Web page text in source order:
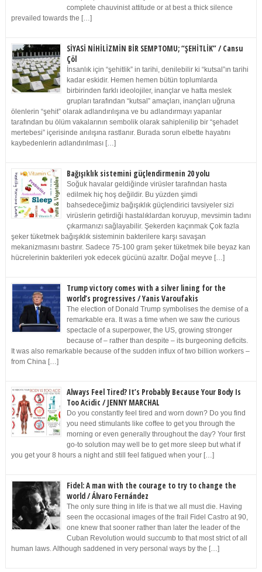
complete chauvinist attitude or at best a thick silence
prevailed towards the […]
SİYASİ NİHİLİZMİN BİR SEMPTOMU; “ŞEHİTLİK” / Cansu
Çöl
İnsanlık için “şehitlik” in tarihi, denilebilir ki “kutsal”ın tarihi
kadar eskidir. Hemen hemen bütün toplumlarda
birbirinden farklı ideolojiler, inançlar ve hatta meslek
grupları tarafından “kutsal” amaçları, inançları uğruna
ölenlerin “şehit” olarak adlandırılışına ve bu adlandırmayı yapanlar
tarafından bu ölüm vakalarının sembolik olarak sahiplenilip bir “şehadet
mertebesi” içerisinde anılışına rastlanır. Burada sorun elbette hayatını
kaybedenlerin adlandırılması […]
Bağışıklık sistemini güçlendirmenin 20 yolu
Soğuk havalar geldiğinde virüsler tarafından hasta
edilmek hiç hoş değildir. Bu yüzden şimdi
bahsedeceğimiz bağışıklık güçlendirici tavsiyeler sizi
virüslerin getirdiği hastalıklardan koruyup, mevsimin tadını
çıkarmanızı sağlayabilir. Şekerden kaçınmak Çok fazla
şeker tüketmek bağışıklık sisteminin bakterilere karşı savaşan
mekanizmasını bastırır. Sadece 75-100 gram şeker tüketmek bile beyaz kan
hücrelerinin bakterileri yok edecek gücünü azaltır. Doğal meyve […]
Trump victory comes with a silver lining for the
world’s progressives / Yanis Varoufakis
The election of Donald Trump symbolises the demise of a
remarkable era. It was a time when we saw the curious
spectacle of a superpower, the US, growing stronger
because of – rather than despite – its burgeoning deficits.
It was also remarkable because of the sudden influx of two billion workers –
from China […]
Always Feel Tired? It’s Probably Because Your Body Is
Too Acidic / JENNY MARCHAL
Do you constantly feel tired and worn down? Do you find
you need stimulants like coffee to get you through the
morning or even generally throughout the day? Your first
go-to solution may well be to get more sleep but what if
you get your 8 hours a night and still feel fatigued when your […]
Fidel: A man with the courage to try to change the
world / Álvaro Fernández
The only sure thing in life is that we all must die. Having
seen the occasional images of the frail Fidel Castro at 90,
one knew that sooner rather than later the leader of the
Cuban Revolution would succumb to that most strict of all
human laws. Although saddened in very personal ways by the […]